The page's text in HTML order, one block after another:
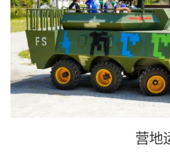
营地